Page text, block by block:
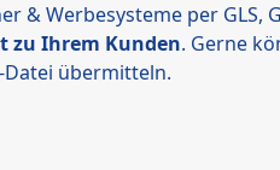
& Werbesysteme per GLS,
zu Ihrem Kunden. Gerne
Datei übermitteln.